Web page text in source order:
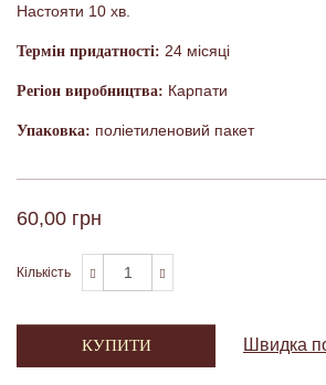
Настояти 10 хв.
Термін придатності: 24 місяці
Регіон виробництва: Карпати
Упаковка: поліетиленовий пакет
60,00 грн
Кількість
КУПИТИ Швидка